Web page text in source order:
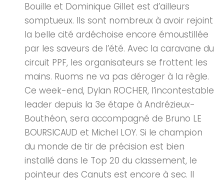
Bouille et Dominique Gillet est d’ailleurs
somptueux. Ils sont nombreux à avoir rejoint
la belle cité ardéchoise encore émoustillée
par les saveurs de l’été. Avec la caravane du
circuit PPF, les organisateurs se frottent les
mains. Ruoms ne va pas déroger à la règle.
Ce week-end, Dylan ROCHER, l’incontestable
leader depuis la 3e étape à Andrézieux-
Bouthéon, sera accompagné de Bruno LE
BOURSICAUD et Michel LOY. Si le champion
du monde de tir de précision est bien
installé dans le Top 20 du classement, le
pointeur des Canuts est encore à sec. Il